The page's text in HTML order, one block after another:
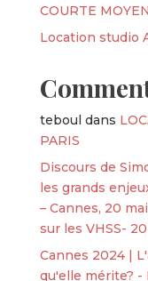
COURTE
Location studio
teboul dans
PARIS
Discours de
les grands
– Cannes, 20
sur les VHSS-
Cannes 2024 |
qu'elle mérite? -